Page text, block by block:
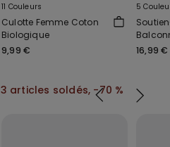
11 Couleurs
Culotte Femme Coton
Biologique
9,99 €
5
16,99 €
3 articles soldés, -70 %